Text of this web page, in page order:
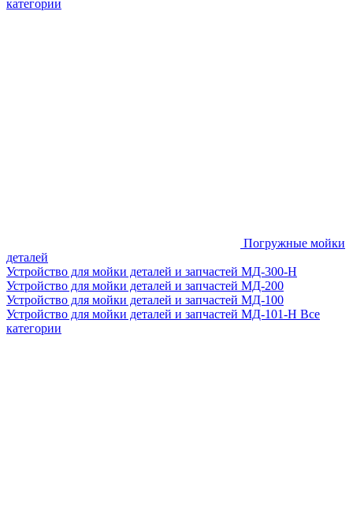
категории
Погружные мойки
деталей
Устройство для мойки деталей и запчастей МД-300-H
Устройство для мойки деталей и запчастей МД-200
Устройство для мойки деталей и запчастей МД-100
Устройство для мойки деталей и запчастей МД-101-Н Все
категории